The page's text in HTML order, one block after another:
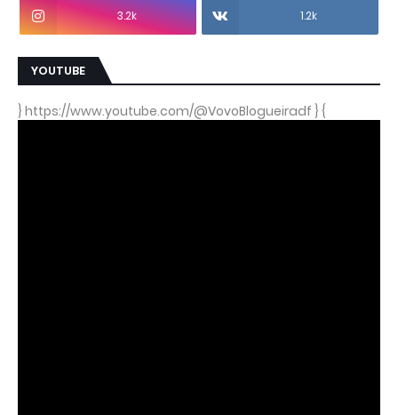
3.2k 1.2k
YOUTUBE
} https://www.youtube.com/@VovoBlogueiradf } {